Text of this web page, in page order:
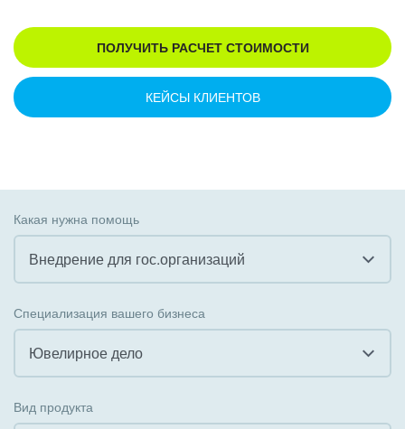
ПОЛУЧИТЬ РАСЧЕТ СТОИМОСТИ
КЕЙСЫ КЛИЕНТОВ
Какая нужна помощь
Внедрение для гос.организаций
Внедрение КЭДО
Интеграция с 1С
Специализация вашего бизнеса
Ювелирное дело
Вид продукта